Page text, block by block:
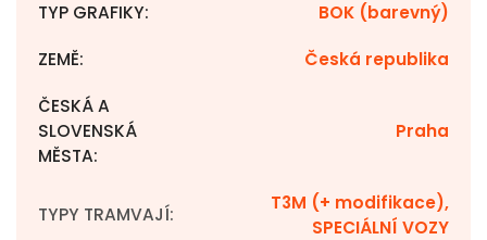
TYP GRAFIKY: BOK (barevný)
ZEMĚ: Česká republika
ČESKÁ A
SLOVENSKÁ
MĚSTA:
Praha
TYPY TRAMVAJÍ:
T3M (+ modifikace),
SPECIÁLNÍ VOZY